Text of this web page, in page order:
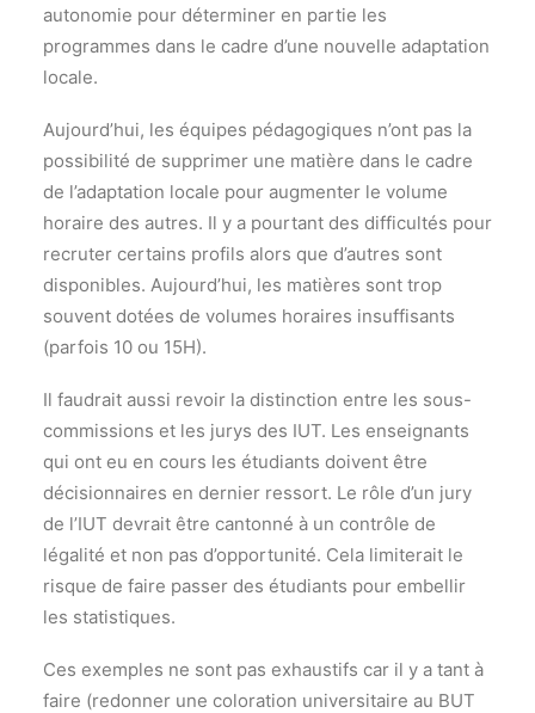
autonomie pour déterminer en partie les
programmes dans le cadre d’une nouvelle adaptation
locale.
Aujourd’hui, les équipes pédagogiques n’ont pas la
possibilité de supprimer une matière dans le cadre
de l’adaptation locale pour augmenter le volume
horaire des autres. Il y a pourtant des difficultés pour
recruter certains profils alors que d’autres sont
disponibles. Aujourd’hui, les matières sont trop
souvent dotées de volumes horaires insuffisants
(parfois 10 ou 15H).
Il faudrait aussi revoir la distinction entre les sous-
commissions et les jurys des IUT. Les enseignants
qui ont eu en cours les étudiants doivent être
décisionnaires en dernier ressort. Le rôle d’un jury
de l’IUT devrait être cantonné à un contrôle de
légalité et non pas d’opportunité. Cela limiterait le
risque de faire passer des étudiants pour embellir
les statistiques.
Ces exemples ne sont pas exhaustifs car il y a tant à
faire (redonner une coloration universitaire au BUT